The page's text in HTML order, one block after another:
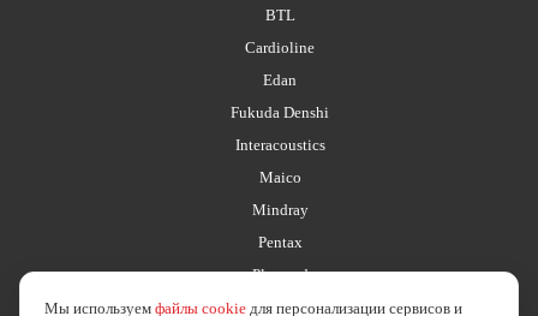
BTL
Cardioline
Edan
Fukuda Denshi
Interacoustics
Maico
Mindray
Pentax
Planmed
Мы используем файлы cookie для персонализации сервисов и